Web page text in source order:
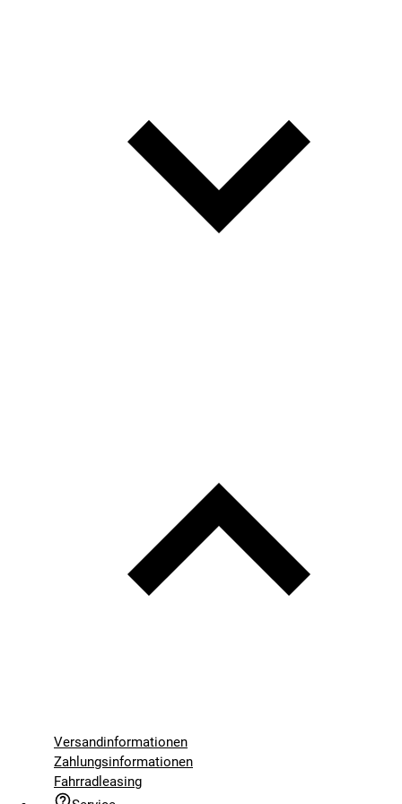
Versandinformationen
Zahlungsinformationen
Fahrradleasing